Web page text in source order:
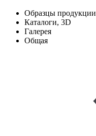
Образцы продукции
Каталоги, 3D
Галерея
Общая